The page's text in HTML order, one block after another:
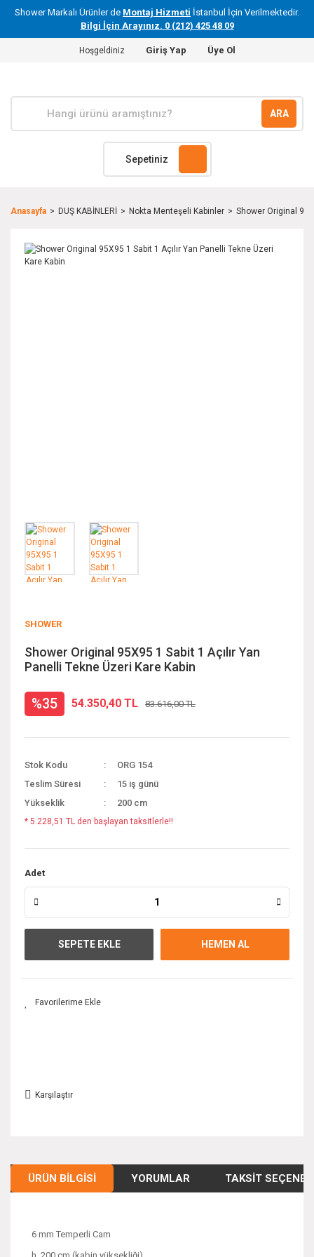
Shower Markalı Ürünler de Montaj Hizmeti İstanbul İçin Verilmektedir.
Bilgi İçin Arayınız. 0 (212) 425 48 09
Hoşgeldiniz Giriş Yap Üye Ol
ARA
Sepetiniz
Anasayfa DUŞ KABİNLERİ Nokta Menteşeli Kabinler Shower Original
SHOWER
Shower Original 95X95 1 Sabit 1 Açılır Yan
Panelli Tekne Üzeri Kare Kabin
%35 54.350,40 TL 83.616,00 TL
Stok Kodu
ORG 154
Teslim Süresi
15 iş günü
Yükseklik
200 cm
* 5.228,51 TL den başlayan taksitlerle!!
Adet
SEPETE EKLE HEMEN AL
Karşılaştır
ÜRÜN BILGISI YORUMLAR TAKSIT
6 mm Temperli Cam